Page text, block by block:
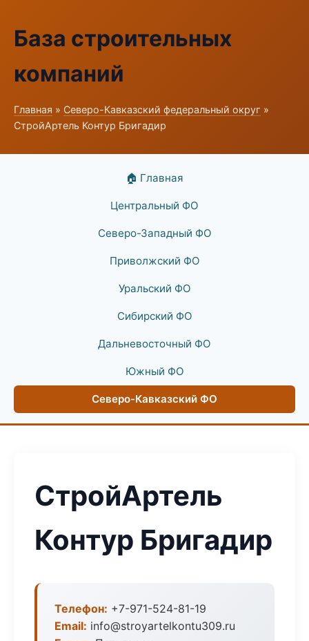
База строительных
компаний
Главная » Северо-Кавказский федеральный округ »
СтройАртель Контур Бригадир
🏠 Главная
Центральный ФО
Северо-Западный ФО
Приволжский ФО
Уральский ФО
Сибирский ФО
Дальневосточный ФО
Южный ФО
Северо-Кавказский ФО
СтройАртель
Контур Бригадир
Телефон: +7-971-524-81-19
Email: info@stroyartelkontu309.ru